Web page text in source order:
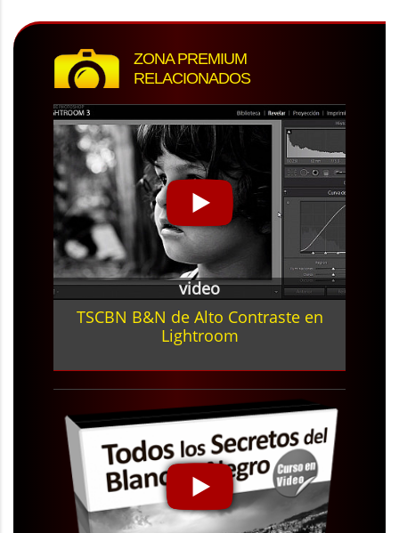
ZONA PREMIUM
RELACIONADOS
video
TSCBN B&N de Alto Contraste en
Lightroom